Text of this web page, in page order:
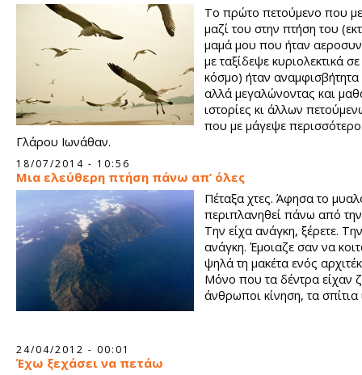
Το πρώτο πετούμενο που
μαζί του στην πτήση του
μαμά μου που ήταν
με ταξίδεψε κυριολεκτικά
κόσμο) ήταν
αλλά μεγαλώνοντας και
ιστορίες κι άλλων
που με μάγεψε
Γλάρου Ιωνάθαν.
18/07/2014 - 10:56
Μια ελεύθερη πτήση πάνω απ’ όλες
Πέταξα χτες. Άφησα το
περιπλανηθεί πάνω από την
Την είχα ανάγκη, ξέρετε.
ανάγκη. Έμοιαζε σαν να
ψηλά τη μακέτα ενός
Μόνο που τα δέντρα είχαν
άνθρωποι κίνηση, τα σπίτια
24/04/2012 - 00:01
Έχω ξεχάσει να πετάω